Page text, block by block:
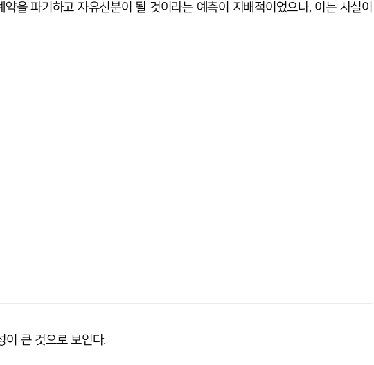
을 파기하고 자유신분이 될 것이라는 예측이 지배적이었으나, 이는 사실이
이 큰 것으로 보인다.